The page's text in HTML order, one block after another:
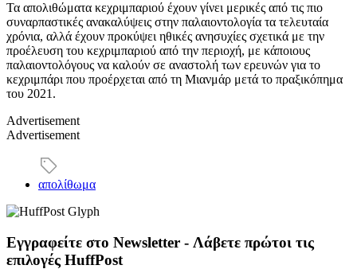
Τα απολιθώματα κεχριμπαριού έχουν γίνει μερικές από τις πιο
συναρπαστικές ανακαλύψεις στην παλαιοντολογία τα τελευταία
χρόνια, αλλά έχουν προκύψει ηθικές ανησυχίες σχετικά με την
προέλευση του κεχριμπαριού από την περιοχή, με κάποιους
παλαιοντολόγους να καλούν σε αναστολή των ερευνών για το
κεχριμπάρι που προέρχεται από τη Μιανμάρ μετά το πραξικόπημα
του 2021.
Advertisement
Advertisement
απολίθωμα
Εγγραφείτε στο Newsletter - Λάβετε πρώτοι τις
επιλογές HuffPost